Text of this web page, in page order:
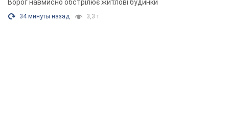
Ворог навмисно обстрілює житлові будинки
34 минуты назад 3,3 т.